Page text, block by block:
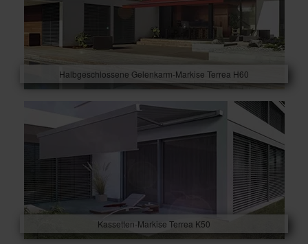
Halbgeschlossene Gelenkarm-Markise Terrea H60
Kassetten-Markise Terrea K50